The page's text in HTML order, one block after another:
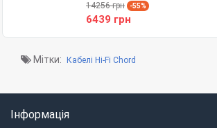
14256 грн -55%
6439 грн
Мітки: Кабелі Hi-Fi Chord
Інформація